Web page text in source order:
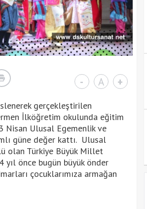
- A +
gerçekleştirilen
İlköğretim okulunda eğitim
Nisan Ulusal Egemenlik ve
güne değer kattı. Ulusal
olan Türkiye Büyük Millet
yıl önce bugün büyük önder
çocuklarımıza armağan